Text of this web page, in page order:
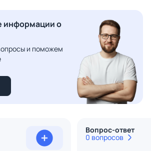
информации о
и поможем
Вопрос-ответ
0 вопросов